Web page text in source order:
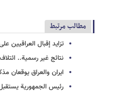
مطالب مرتبط
تزاید إقبال العراقیین
نتائج غیر رسمیة..
ایران والعراق یوقعان
رئیس الجمهوریة